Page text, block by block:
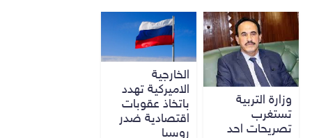
وزارة التربية
تستغرب
تصريحات احد
الخارجية
الاميركية تهدد
باتخاذ عقوبات
اقتصادية ضدر
روسيا